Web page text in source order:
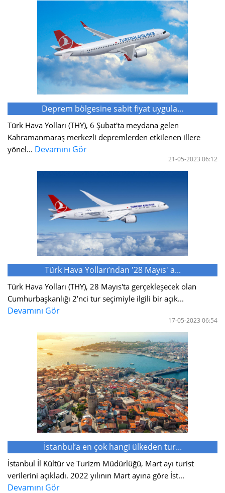
Deprem bölgesine sabit fiyat uygula...
Türk Hava Yolları (THY), 6 Şubat'ta meydana gelen
Kahramanmaraş merkezli depremlerden etkilenen illere
yönel... Devamını Gör
21-05-2023 06:12
Türk Hava Yolları’ndan '28 Mayıs' a...
Türk Hava Yolları (THY), 28 Mayıs'ta gerçekleşecek olan
Cumhurbaşkanlığı 2’nci tur seçimiyle ilgili bir açık...
Devamını Gör
17-05-2023 06:54
İstanbul’a en çok hangi ülkeden tur...
İstanbul İl Kültür ve Turizm Müdürlüğü, Mart ayı turist
verilerini açıkladı. 2022 yılının Mart ayına göre İst...
Devamını Gör